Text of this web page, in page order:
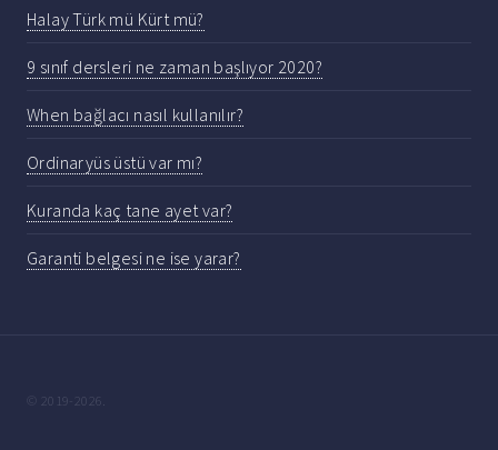
Halay Türk mü Kürt mü?
9 sınıf dersleri ne zaman başlıyor 2020?
When bağlacı nasıl kullanılır?
Ordinaryüs üstü var mı?
Kuranda kaç tane ayet var?
Garanti belgesi ne ise yarar?
© 2019-2026.